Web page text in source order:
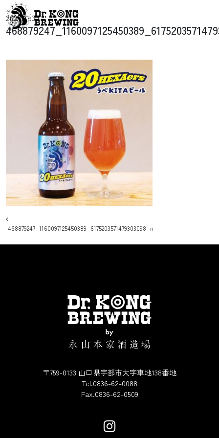
コンテンツへスキップ
メインナビゲーション
2024.11.30
投稿ナビゲーション
468879247_1160097125450389_6175203571479303098_n
〒759-0133 山口県宇部市大字車地138番地
Tel.0836-62-0088
Fax.0836-62-0509